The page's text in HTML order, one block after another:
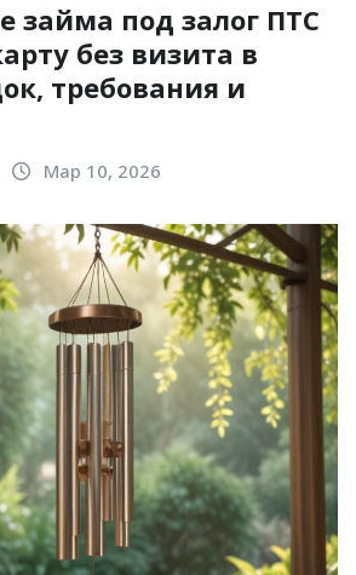
займа под залог ПТС
без визита в
требования и
Мар 10, 2026